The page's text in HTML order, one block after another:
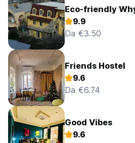
Eco-friendly
9.9
Da €3.50
Friends Hostel
9.6
Da €6.74
Good Vibes
9.6